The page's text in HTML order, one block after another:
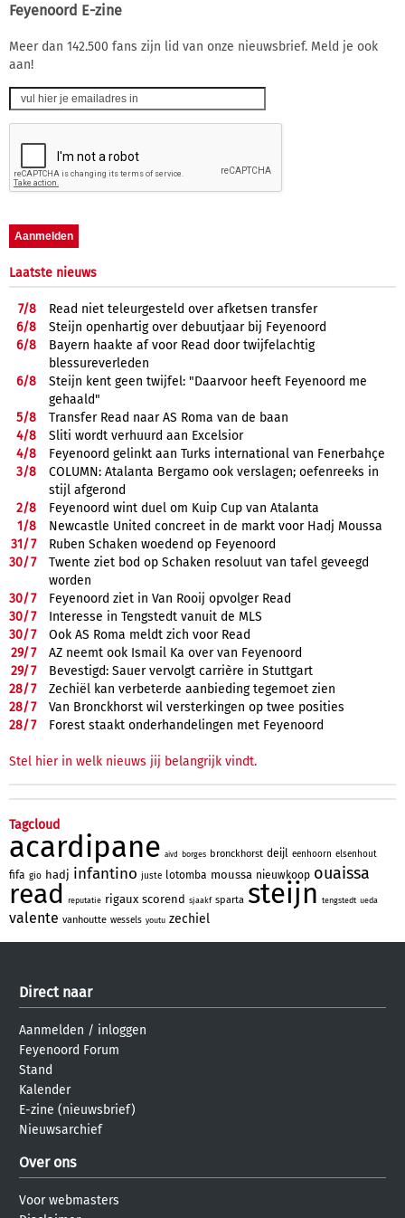
Feyenoord E-zine
Meer dan 142.500 fans zijn lid van onze nieuwsbrief. Meld je ook
aan!
Laatste nieuws
7/8
Read niet teleurgesteld over afketsen transfer
6/8
Steijn openhartig over debuutjaar bij Feyenoord
6/8
Bayern haakte af voor Read door twijfelachtig
blessureverleden
6/8
Steijn kent geen twijfel: "Daarvoor heeft Feyenoord me
gehaald"
5/8
Transfer Read naar AS Roma van de baan
4/8
Sliti wordt verhuurd aan Excelsior
4/8
Feyenoord gelinkt aan Turks international van Fenerbahçe
3/8
COLUMN: Atalanta Bergamo ook verslagen; oefenreeks in
stijl afgerond
2/8
Feyenoord wint duel om Kuip Cup van Atalanta
1/8
Newcastle United concreet in de markt voor Hadj Moussa
31/7
Ruben Schaken woedend op Feyenoord
30/7
Twente ziet bod op Schaken resoluut van tafel geveegd
worden
30/7
Feyenoord ziet in Van Rooij opvolger Read
30/7
Interesse in Tengstedt vanuit de MLS
30/7
Ook AS Roma meldt zich voor Read
29/7
AZ neemt ook Ismail Ka over van Feyenoord
29/7
Bevestigd: Sauer vervolgt carrière in Stuttgart
28/7
Zechiël kan verbeterde aanbieding tegemoet zien
28/7
Van Bronckhorst wil versterkingen op twee posities
28/7 Forest staakt onderhandelingen met Feyenoord
Stel hier in welk nieuws jij belangrijk vindt.
Tagcloud
acardipane aivd borges bronckhorst deijl eenhoorn elsenhout
fifa gio hadj infantino juste lotomba moussa nieuwkoop ouaissa
read reputatie rigaux scorend sjaakf sparta steijn tengstedt ueda
valente vanhoutte wessels youtu zechiel
Direct naar
Aanmelden / inloggen
Feyenoord Forum
Stand
Kalender
E-zine (nieuwsbrief)
Nieuwsarchief
Over ons
Voor webmasters